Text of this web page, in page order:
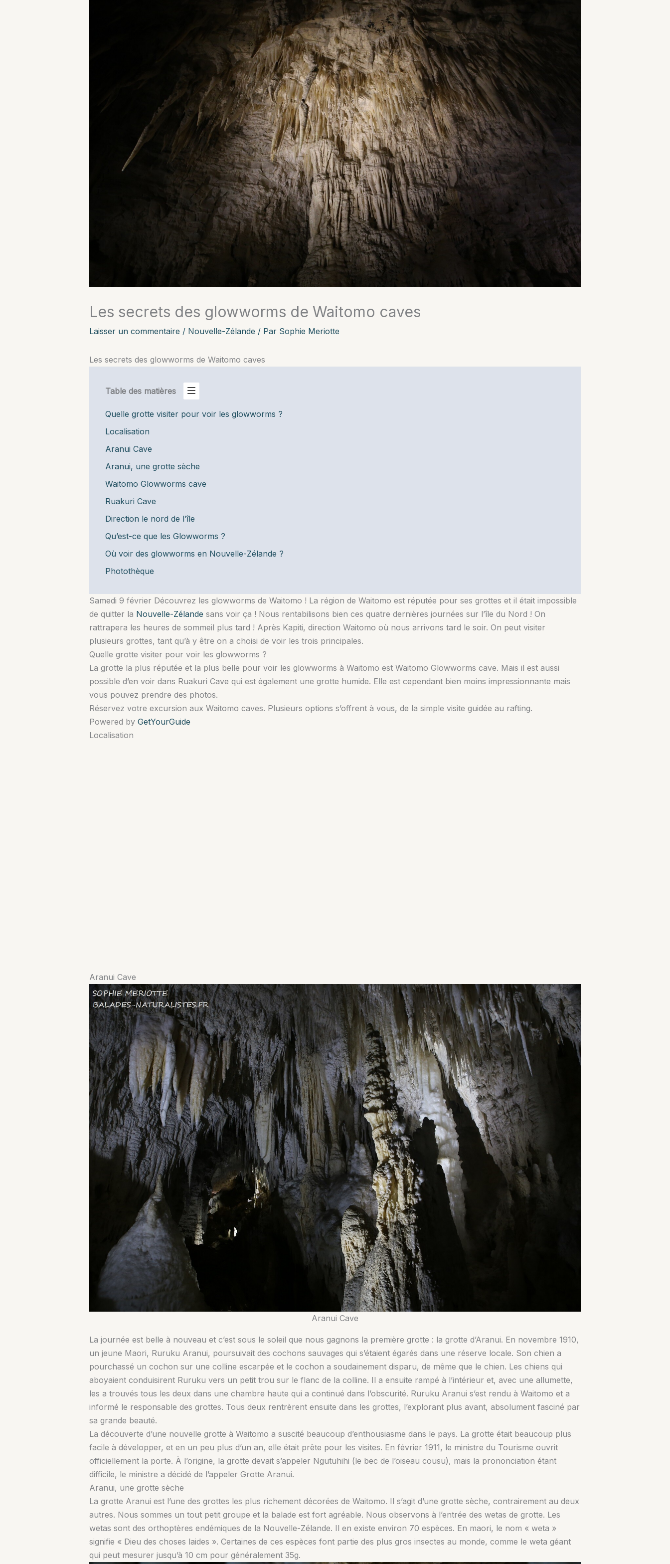
Les secrets des glowworms de Waitomo caves
Laisser un commentaire / Nouvelle-Zélande / Par Sophie Meriotte
Les secrets des glowworms de Waitomo caves
Table des matières
Quelle grotte visiter pour voir les glowworms ?
Localisation
Aranui Cave
Aranui, une grotte sèche
Waitomo Glowworms cave
Ruakuri Cave
Direction le nord de l’île
Qu’est-ce que les Glowworms ?
Où voir des glowworms en Nouvelle-Zélande ?
Photothèque
Samedi 9 février Découvrez les glowworms de Waitomo ! La région de Waitomo est réputée pour ses grottes et il était impossible
de quitter la Nouvelle-Zélande sans voir ça ! Nous rentabilisons bien ces quatre dernières journées sur l’île du Nord ! On
rattrapera les heures de sommeil plus tard ! Après Kapiti, direction Waitomo où nous arrivons tard le soir. On peut visiter
plusieurs grottes, tant qu’à y être on a choisi de voir les trois principales.
Quelle grotte visiter pour voir les glowworms ?
La grotte la plus réputée et la plus belle pour voir les glowworms à Waitomo est Waitomo Glowworms cave. Mais il est aussi
possible d’en voir dans Ruakuri Cave qui est également une grotte humide. Elle est cependant bien moins impressionnante mais
vous pouvez prendre des photos.
Réservez votre excursion aux Waitomo caves. Plusieurs options s’offrent à vous, de la simple visite guidée au rafting.
Powered by GetYourGuide
Localisation
Aranui Cave
Aranui Cave
La journée est belle à nouveau et c’est sous le soleil que nous gagnons la première grotte : la grotte d’Aranui. En novembre 1910,
un jeune Maori, Ruruku Aranui, poursuivait des cochons sauvages qui s’étaient égarés dans une réserve locale. Son chien a
pourchassé un cochon sur une colline escarpée et le cochon a soudainement disparu, de même que le chien. Les chiens qui
aboyaient conduisirent Ruruku vers un petit trou sur le flanc de la colline. Il a ensuite rampé à l’intérieur et, avec une allumette,
les a trouvés tous les deux dans une chambre haute qui a continué dans l’obscurité. Ruruku Aranui s’est rendu à Waitomo et a
informé le responsable des grottes. Tous deux rentrèrent ensuite dans les grottes, l’explorant plus avant, absolument fasciné par
sa grande beauté.
La découverte d’une nouvelle grotte à Waitomo a suscité beaucoup d’enthousiasme dans le pays. La grotte était beaucoup plus
facile à développer, et en un peu plus d’un an, elle était prête pour les visites. En février 1911, le ministre du Tourisme ouvrit
officiellement la porte. À l’origine, la grotte devait s’appeler Ngutuhihi (le bec de l’oiseau cousu), mais la prononciation étant
difficile, le ministre a décidé de l’appeler Grotte Aranui.
Aranui, une grotte sèche
La grotte Aranui est l’une des grottes les plus richement décorées de Waitomo. Il s’agit d’une grotte sèche, contrairement au deux
autres. Nous sommes un tout petit groupe et la balade est fort agréable. Nous observons à l’entrée des wetas de grotte. Les
wetas sont des orthoptères endémiques de la Nouvelle-Zélande. Il en existe environ 70 espèces. En maori, le nom « weta »
signifie « Dieu des choses laides ». Certaines de ces espèces font partie des plus gros insectes au monde, comme le weta géant
qui peut mesurer jusqu’à 10 cm pour généralement 35g.